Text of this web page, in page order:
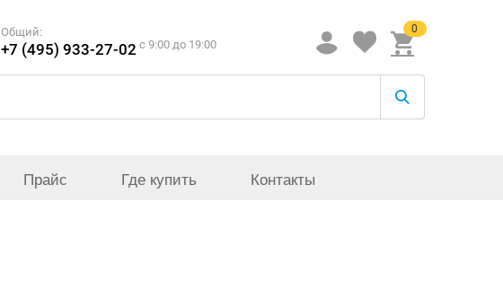
Общий:
+7 (495) 933-27-02 c 9:00 до 19:00
0
Прайс Где купить Контакты